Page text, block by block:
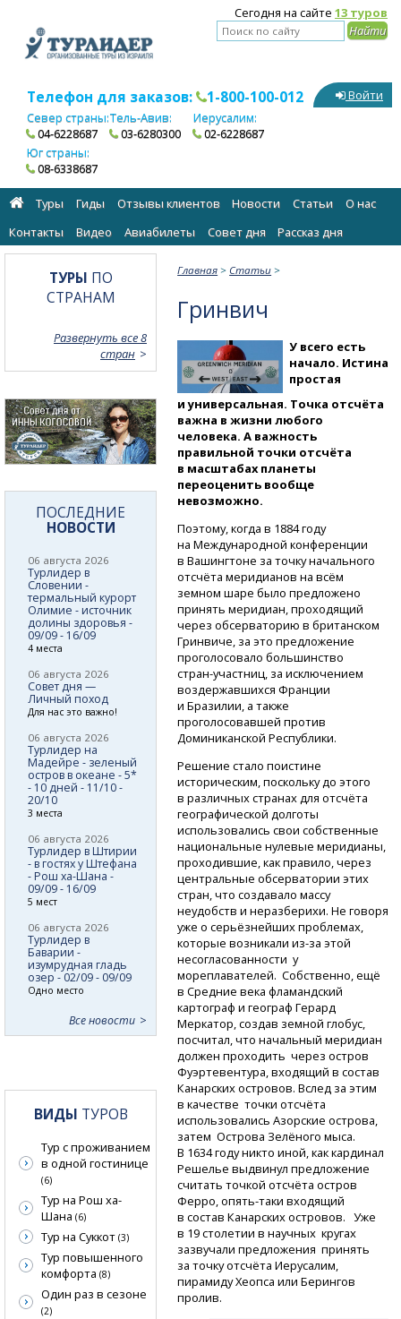
Сегодня на сайте 13 туров
Телефон для заказов: 1-800-100-012
Север страны:
04-6228687
Тель-Авив:
03-6280300
Иерусалим:
02-6228687
Юг страны:
08-6338687
Войти
Туры Гиды Отзывы клиентов Новости Статьи
О нас
Контакты
Видео Авиабилеты Cовет дня Рассказ дня
Главная > Статьи >
Гринвич
У всего есть
начало. Истина
простая
и универсальная. Точка отсчёта
важна в жизни любого
человека. А важность
правильной точки отсчёта
в масштабах планеты
переоценить вообще
невозможно.
Поэтому, когда в 1884 году
на Международной конференции
в Вашингтоне за точку начального
отсчёта меридианов на всём
земном шаре было предложено
принять меридиан, проходящий
через обсерваторию в британском
Гринвиче, за это предложение
проголосовало большинство
стран-участниц, за исключением
воздержавшихся Франции
и Бразилии, а также
проголосовавшей против
Доминиканской Республики.
Решение стало поистине
историческим, поскольку до этого
в различных странах для отсчёта
географической долготы
использовались свои собственные
национальные нулевые меридианы,
проходившие, как правило, через
центральные обсерватории этих
стран, что создавало массу
неудобств и неразберихи. Не говоря
уже о серьёзнейших проблемах,
которые возникалииз-за этой
несогласованности у
мореплавателей. Собственно, ещё
в Средние века фламандский
картограф и географ Герард
Меркатор, создав земной глобус,
посчитал, что начальный меридиан
должен проходить через остров
Фуэртевентура, входящий в состав
Канарских островов. Вслед за этим
в качестве точки отсчёта
использовались Азорские острова,
затем Острова Зелёного мыса.
В 1634 году никто иной, как кардинал
Решелье выдвинул предложение
считать точкой отсчёта остров
Ферро,опять-таки входящий
в состав Канарских островов. Уже
в 19 столетии в научных кругах
зазвучали предложения принять
за точку отсчёта Иерусалим,
пирамиду Хеопса или Берингов
пролив.
ТУРЫ ПО
СТРАНАМ
Развернуть все 8
стран
ПОСЛЕДНИЕ
НОВОСТИ
06 августа 2026
Турлидер в
Словении -
термальный курорт
Олимие - источник
долины здоровья -
09/09 - 16/09
4 места
06 августа 2026
Совет дня —
Личный поход
Для нас это важно!
06 августа 2026
Турлидер на
Мадейре - зеленый
остров в океане - 5*
- 10 дней - 11/10 -
20/10
3 места
06 августа 2026
Турлидер в Штирии
- в гостях у Штефана
- Рош ха-Шана -
09/09 - 16/09
5 мест
06 августа 2026
Турлидер в
Баварии -
изумрудная гладь
озер - 02/09 - 09/09
Одно место
Все новости
ВИДЫ ТУРОВ
Тур с проживанием
в одной гостинице
(6)
Тур на Рош ха-
Шана (6)
Тур на Суккот (3)
Тур повышенного
комфорта (8)
Один раз в сезоне
(2)